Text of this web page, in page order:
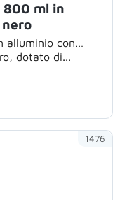
800 ml in
alluminio con
dotato di...
1476